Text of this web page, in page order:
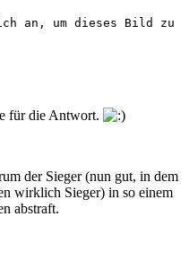
an, um dieses Bild zu
für die Antwort.
der Sieger (nun gut, in dem
wirklich Sieger) in so einem
abstraft.